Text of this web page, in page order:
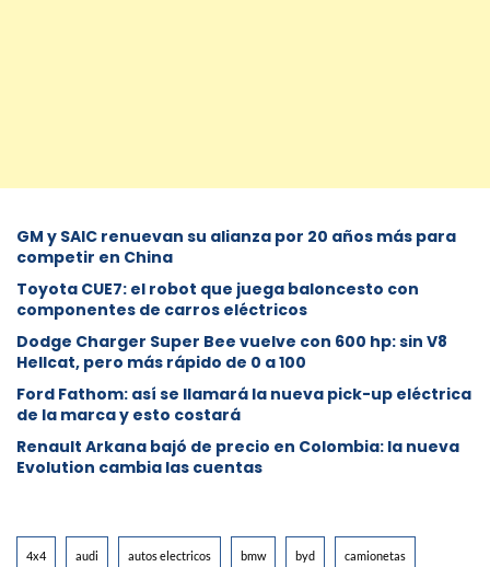
GM y SAIC renuevan su alianza por 20 años más para
competir en China
Toyota CUE7: el robot que juega baloncesto con
componentes de carros eléctricos
Dodge Charger Super Bee vuelve con 600 hp: sin V8
Hellcat, pero más rápido de 0 a 100
Ford Fathom: así se llamará la nueva pick-up eléctrica
de la marca y esto costará
Renault Arkana bajó de precio en Colombia: la nueva
Evolution cambia las cuentas
4x4 audi autos electricos bmw byd camionetas